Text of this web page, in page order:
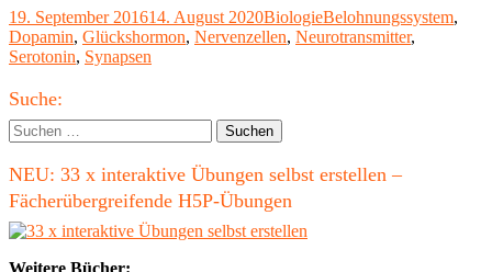
Serotonin
und
Dopamin"
Veröffentlicht
am
19. September 201614. August 2020Kategorien
BiologieSchlagwörter
Belohnungssystem,
Dopamin, Glückshormon, Nervenzellen, Neurotransmitter,
Serotonin, Synapsen
Haupt-
Seitenleiste
Suche:
Suchen
nach:
NEU: 33 x interaktive Übungen selbst erstellen –
Fächerübergreifende H5P-Übungen
Weitere Bücher: